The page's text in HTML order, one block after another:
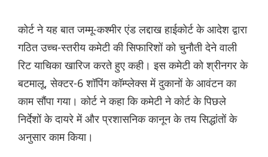
कोर्ट ने यह बात जम्मू-कश्मीर एंड लद्दाख हाईकोर्ट के आदेश द्वारा
गठित उच्च-स्तरीय कमेटी की सिफारिशों को चुनौती देने वाली
रिट याचिका खारिज करते हुए कही। इस कमेटी को श्रीनगर के
बटमालू, सेक्टर-6 शॉपिंग कॉम्प्लेक्स में दुकानों के आवंटन का
काम सौंपा गया। कोर्ट ने कहा कि कमेटी ने कोर्ट के पिछले
निर्देशों के दायरे में और प्रशासनिक कानून के तय सिद्धांतों के
अनुसार काम किया।